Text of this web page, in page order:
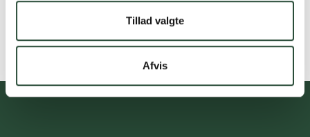
Tillad valgte
Afvis